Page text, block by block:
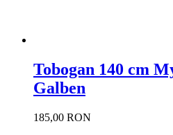
Tobogan 140 cm
Galben
185,00 RON